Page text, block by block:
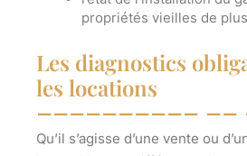
propriétés vieilles de
Les diagnostics
les locations
Qu’il s’agisse d’une vente ou